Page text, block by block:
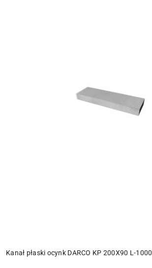
Kanał płaski ocynk DARCO KP 200X90 L-1000